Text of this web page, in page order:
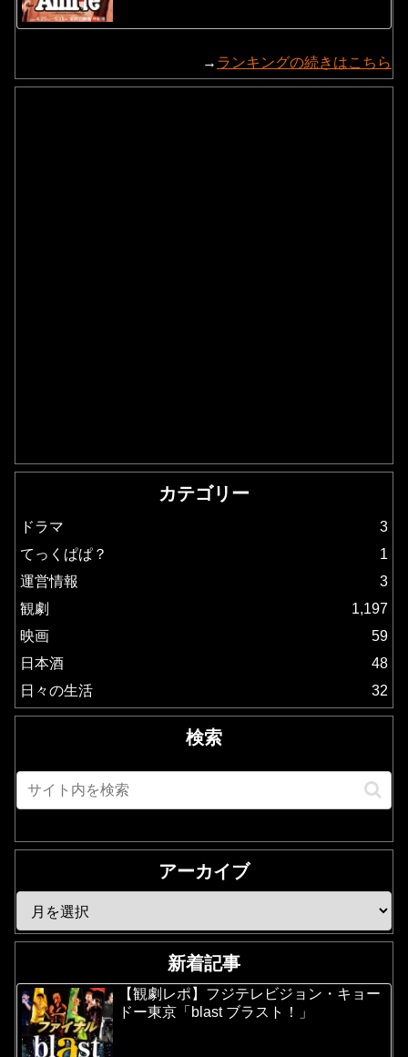
→ ランキングの続きはこちら
カテゴリー
ドラマ
3
てっくぱぱ？
1
運営情報
3
観劇
1,197
映画
59
日本酒
48
日々の生活
32
検索
アーカイブ
新着記事
【観劇レポ】フジテレビジョン・キョー
ドー東京「blast ブラスト！」